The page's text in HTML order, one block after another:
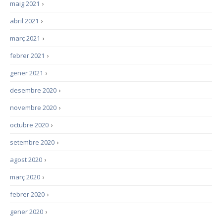
›
maig 2021
›
abril 2021
›
març 2021
›
febrer 2021
›
gener 2021
›
desembre 2020
›
novembre 2020
›
octubre 2020
›
setembre 2020
›
agost 2020
›
març 2020
›
febrer 2020
›
gener 2020